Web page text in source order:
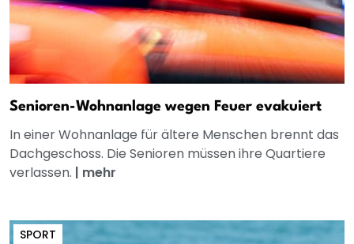
Senioren-Wohnanlage wegen Feuer evakuiert
In einer Wohnanlage für ältere Menschen brennt das
Dachgeschoss. Die Senioren müssen ihre Quartiere
verlassen. | mehr
SPORT